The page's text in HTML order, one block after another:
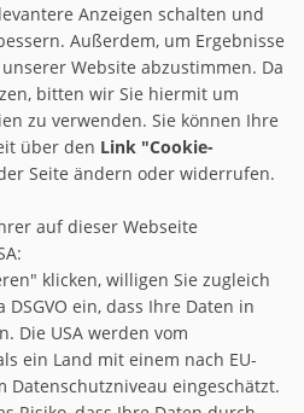
Anzeigen schalten und
Außerdem, um Ergebnisse
Website abzustimmen. Da
bitten wir Sie hiermit um
zu verwenden. Sie können Ihre
über den Link "Cookie-
Seite ändern oder widerrufen.
auf dieser Webseite
klicken, willigen Sie zugleich
ein, dass Ihre Daten in
Die USA werden vom
ein Land mit einem nach EU-
Datenschutzniveau eingeschätzt.